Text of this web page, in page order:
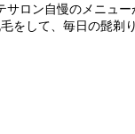
ロン自慢のメニュ
をして、毎日の髭剃